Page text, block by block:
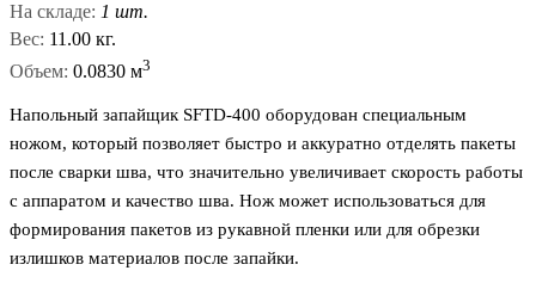
На складе: 1 шт.
Вес: 11.00 кг.
Объем: 0.0830 м3
Напольный запайщик SFTD-400 оборудован специальным
ножом, который позволяет быстро и аккуратно отделять пакеты
после сварки шва, что значительно увеличивает скорость работы
с аппаратом и качество шва. Нож может использоваться для
формирования пакетов из рукавной пленки или для обрезки
излишков материалов после запайки.